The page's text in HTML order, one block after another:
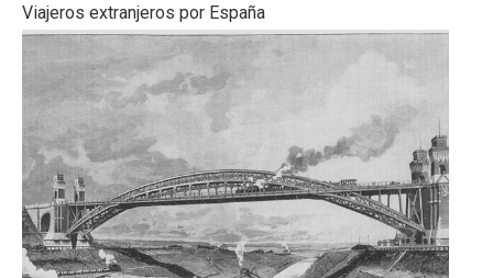
Viajeros extranjeros por España